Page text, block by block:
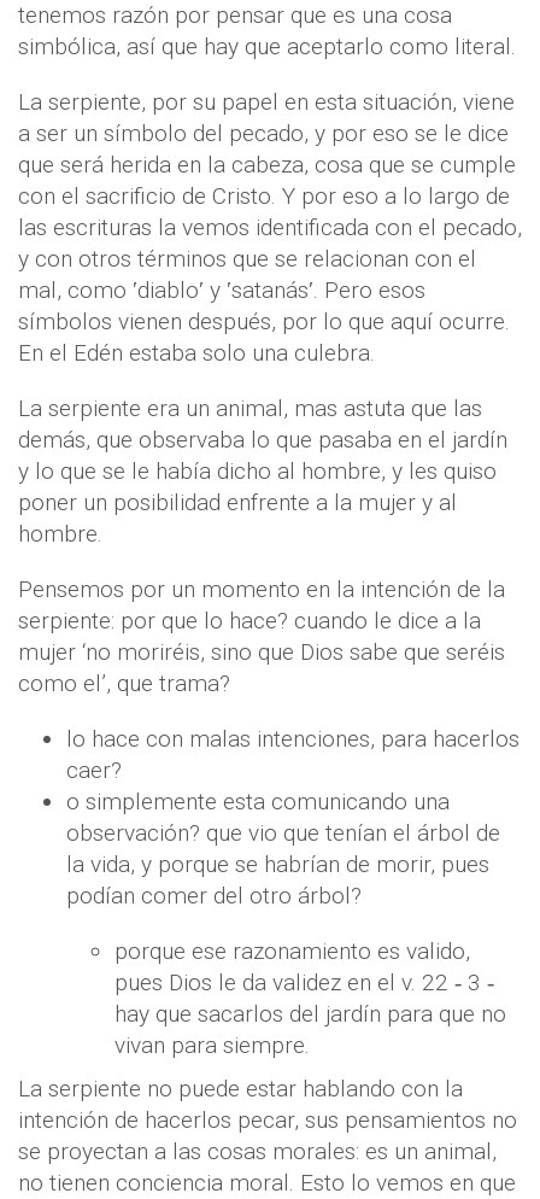
tenemos razón por pensar que es una cosa
simbólica, así que hay que aceptarlo como literal.
La serpiente, por su papel en esta situación, viene
a ser un símbolo del pecado, y por eso se le dice
que será herida en la cabeza, cosa que se cumple
con el sacrificio de Cristo. Y por eso a lo largo de
las escrituras la vemos identificada con el pecado,
y con otros términos que se relacionan con el
mal, como ʹdiabloʹ y ʹsatanásʹ. Pero esos
símbolos vienen después, por lo que aquí ocurre.
En el Edén estaba solo una culebra.
La serpiente era un animal, mas astuta que las
demás, que observaba lo que pasaba en el jardín
y lo que se le había dicho al hombre, y les quiso
poner un posibilidad enfrente a la mujer y al
hombre.
Pensemos por un momento en la intención de la
serpiente: por que lo hace? cuando le dice a la
mujer ‘no moriréis, sino que Dios sabe que seréis
como el’, que trama?
lo hace con malas intenciones, para hacerlos
caer?
o simplemente esta comunicando una
observación? que vio que tenían el árbol de
la vida, y porque se habrían de morir, pues
podían comer del otro árbol?
porque ese razonamiento es valido,
pues Dios le da validez en el v. 22 ‐ 3 ‐
hay que sacarlos del jardín para que no
vivan para siempre.
La serpiente no puede estar hablando con la
intención de hacerlos pecar, sus pensamientos no
se proyectan a las cosas morales: es un animal,
no tienen conciencia moral. Esto lo vemos en que